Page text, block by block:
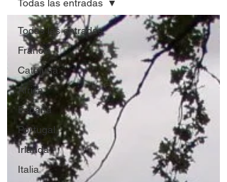
Todas las entradas
Francia
Cataluña
África
España
Portugal
Irlanda
Italia
Todas las entradas